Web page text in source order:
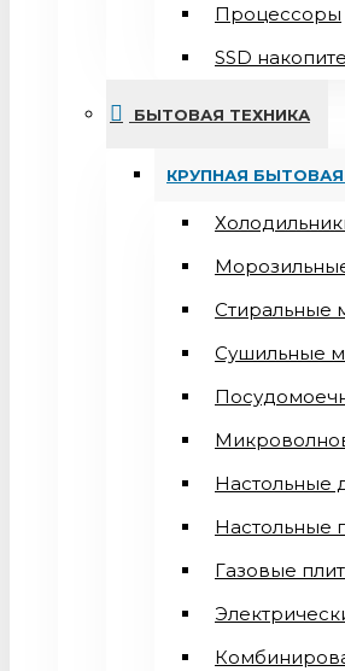
Процессоры
SSD
БЫТОВАЯ ТЕХНИКА
КРУПНАЯ
Стиральные
Сушильные
Настольные
Настольные
Газовые